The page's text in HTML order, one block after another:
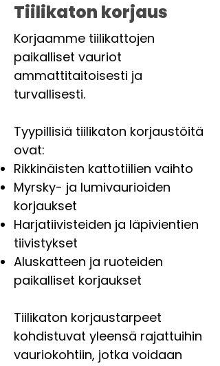
Tiilikaton korjaus
Korjaamme tiilikattojen
paikalliset vauriot
ammattitaitoisesti ja
turvallisesti.
Tyypillisiä tiilikaton korjaustöitä
ovat:
Rikkinäisten kattotiilien vaihto
Myrsky- ja lumivaurioiden
korjaukset
Harjatiivisteiden ja läpivientien
tiivistykset
Aluskatteen ja ruoteiden
paikalliset korjaukset
Tiilikaton korjaustarpeet
kohdistuvat yleensä rajattuihin
vauriokohtiin, jotka voidaan